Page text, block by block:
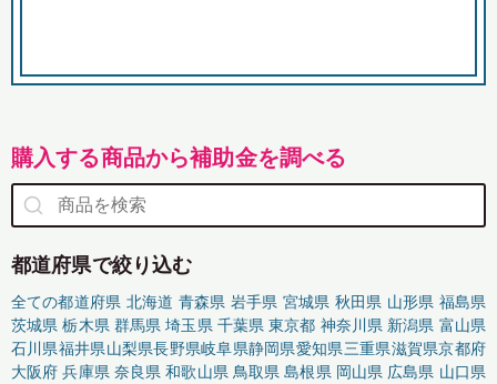
購入する商品から補助金を調べる
都道府県で絞り込む
全ての都道府県 北海道 青森県 岩手県 宮城県 秋田県 山形県 福島県
茨城県 栃木県 群馬県 埼玉県 千葉県 東京都 神奈川県 新潟県 富山県
石川県福井県山梨県長野県岐阜県静岡県愛知県三重県滋賀県京都府
大阪府 兵庫県 奈良県 和歌山県 鳥取県 島根県 岡山県 広島県 山口県